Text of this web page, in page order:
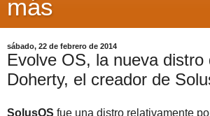
más
sábado, 22 de febrero de 2014
Evolve OS, la nueva distro
Doherty, el creador de
SolusOS fue una distro relativamente